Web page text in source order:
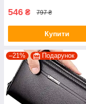
546 ₴ 797 ₴
Купити
–21% Подарунок